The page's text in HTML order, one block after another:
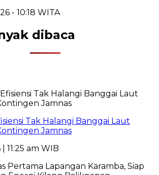
- 10:18 WITA
dibaca
Tak Halangi Banggai Laut
Jamnas
11:25 am WIB